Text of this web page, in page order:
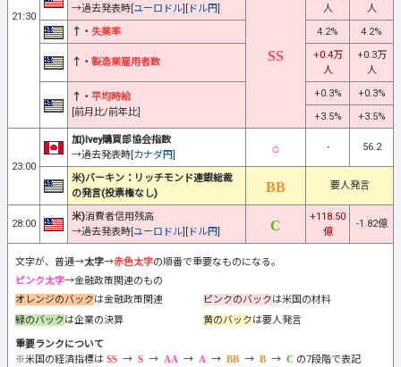
21:30
→過去発表時[ユーロドル][ ドル円]
人
人
↑・ 失業率 4.2% 4.2%
↑・ 製造業雇用者数
+0.4万
人
+0.3万
人
↑・ 平均時給
[前月比/前年比]
+0.3%
+0.3%
+3.5%
+3.5%
23:00
加)Ivey購買部協会指数
→過去発表時[カナダ円]
- 56.2
米)バーキン：リッチモンド連銀総裁
の発言(投票権なし)
要人発言
28:00
米)消費者信用残高
→過去発表時[ユーロドル][ ドル円]
+118.50
億
-1.82億
文字が、普通→太字→赤色太字の順番で重要なものになる。
ピンク太字→金融政策関連のもの
オレンジのバックは金融政策関連 ピンクのバックは米国の材料
緑のバックは企業の決算 黄のバックは要人発言
重要ランクについて
※米国の経済指標は
→ → → → → →
の7段階で表記